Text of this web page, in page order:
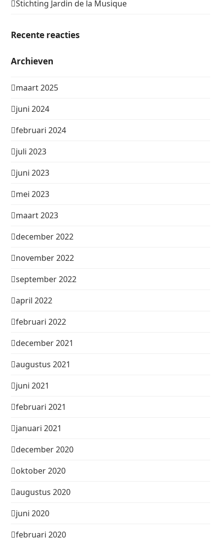
Stichting Jardin de la Musique
Recente reacties
Archieven
maart 2025
juni 2024
februari 2024
juli 2023
juni 2023
mei 2023
maart 2023
december 2022
november 2022
september 2022
april 2022
februari 2022
december 2021
augustus 2021
juni 2021
februari 2021
januari 2021
december 2020
oktober 2020
augustus 2020
juni 2020
februari 2020